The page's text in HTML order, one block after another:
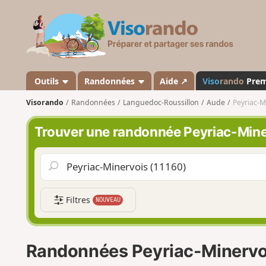
s
a
n
d
o
Outils Randonnées Aide ↗ Visorando
Visorando Randonnées Languedoc-Roussillon Aude Peyriac-
Trouver une randonnée Peyriac-
Filtres NOUVEAU
Randonnées Peyriac-